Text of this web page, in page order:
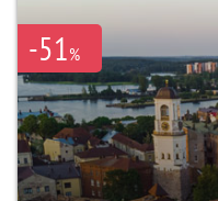
-51%